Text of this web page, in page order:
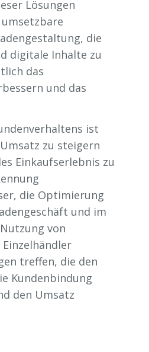
Lösungen
die
digitale Inhalte zu
das
und das
ist
zu steigern
Einkaufserlebnis zu
die Optimierung
und im
von
treffen, die den
Kundenbindung
den Umsatz